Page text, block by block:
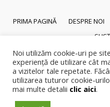
PRIMA PAGINĂ DESPRE NOI
© 2026
Reproducerea integrală sau
pagină a site-ului este posibilă
Noi utilizăm cookie-uri pe
experiență de utilizare cât
a vizitelor tale repetate.
utilizarea tuturor cookie-
mai multe detalii clic aici.